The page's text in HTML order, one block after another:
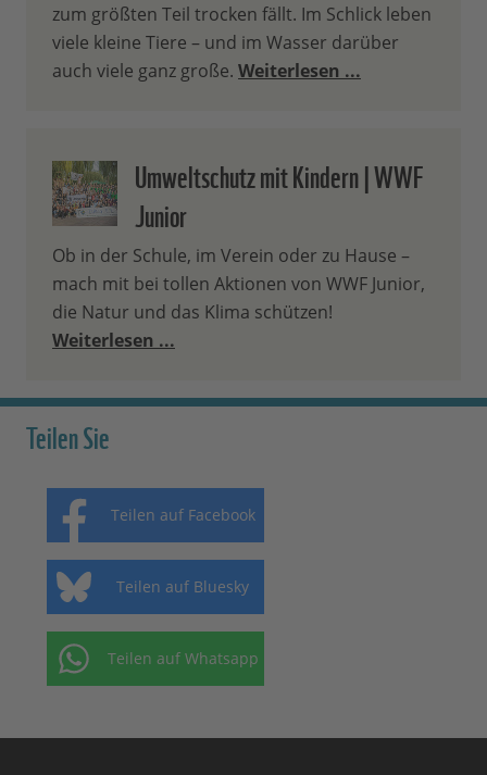
zum größten Teil trocken fällt. Im Schlick leben
viele kleine Tiere – und im Wasser darüber
auch viele ganz große. Weiterlesen ...
Umweltschutz mit Kindern | WWF
Junior
Ob in der Schule, im Verein oder zu Hause –
mach mit bei tollen Aktionen von WWF Junior,
die Natur und das Klima schützen!
Weiterlesen ...
Teilen Sie
Teilen auf Facebook
Teilen auf Bluesky
Teilen auf Whatsapp